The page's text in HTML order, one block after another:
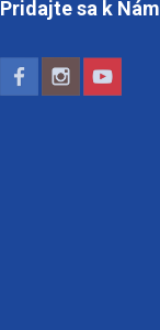
Pridajte sa k Nám